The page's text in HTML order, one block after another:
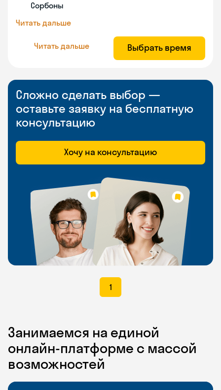
Сорбоны
Читать дальше
Читать дальше Выбрать время
Сложно сделать выбор —
оставьте заявку на бесплатную
консультацию
Хочу на консультацию
1
Занимаемся на единой
онлайн-платформе с массой
возможностей